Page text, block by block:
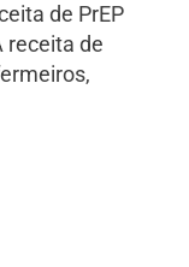
de PrEP
receita de